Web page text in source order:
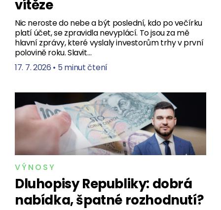
vítěze
Nic neroste do nebe a být poslední, kdo po večírku
platí účet, se zpravidla nevyplácí. To jsou za mě
hlavní zprávy, které vyslaly investorům trhy v první
polovině roku. Slavit…
17. 7. 2026 • 5 minut čtení
VÝNOSY
Dluhopisy Republiky: dobrá
nabídka, špatné rozhodnutí?